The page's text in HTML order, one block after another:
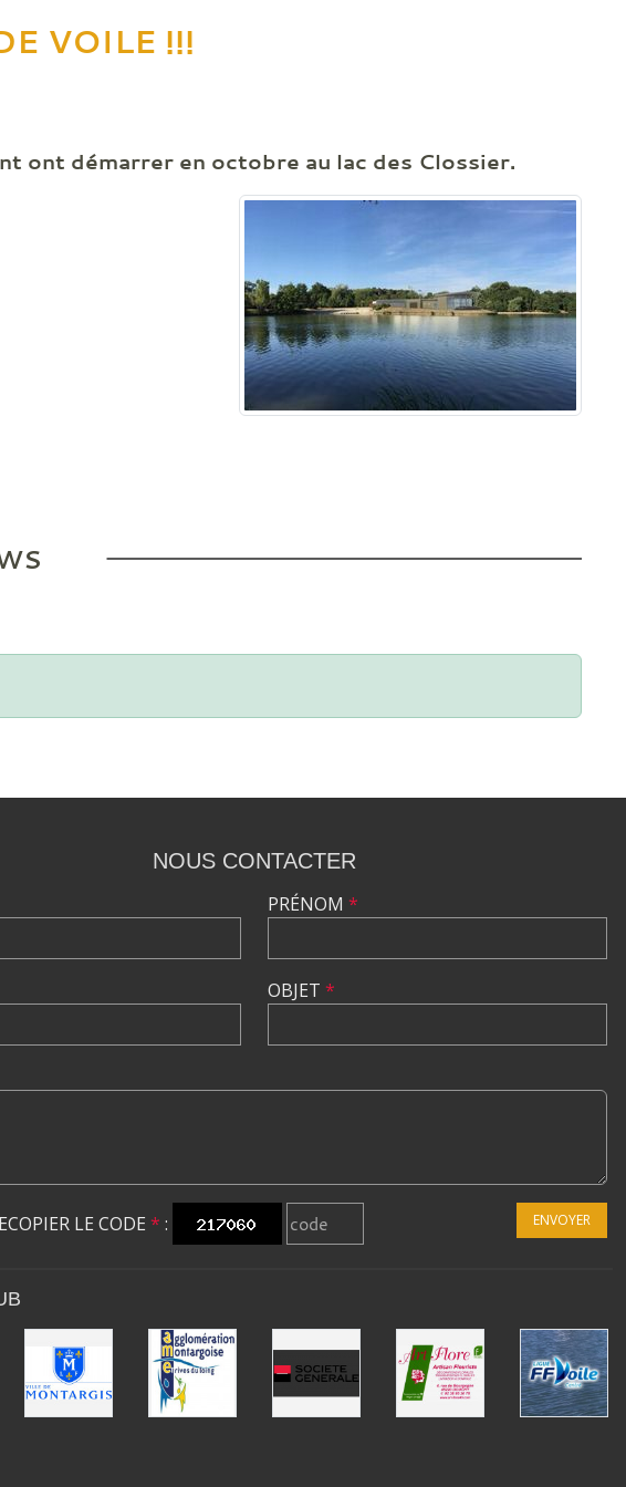
VOILE !!!
ont démarrer en octobre au lac des Clossier.
NOUS CONTACTER
PRÉNOM *
OBJET *
LE CODE * : ENVOYER